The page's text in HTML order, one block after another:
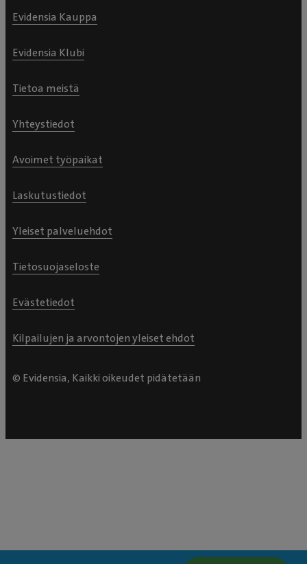
Evidensia Kauppa
Evidensia Klubi
Tietoa meistä
Yhteystiedot
Avoimet työpaikat
Laskutustiedot
Yleiset palveluehdot
Tietosuojaseloste
Evästetiedot
Kilpailujen ja arvontojen yleiset ehdot
© Evidensia, Kaikki oikeudet pidätetään